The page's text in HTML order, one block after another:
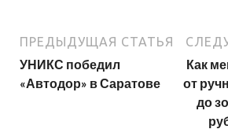
ПРЕДЫДУЩАЯ СТАТЬЯ
УНИКС победил
«Автодор» в Саратове
Как
от
до